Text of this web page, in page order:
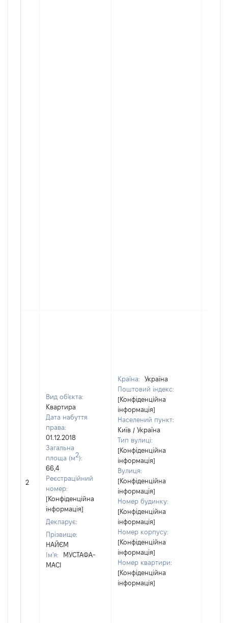
2
Вид об'єкта:
Квартира
Дата набуття
права:
01.12.2018
Загальна
площа (м2):
66,4
Реєстраційний
номер:
[Конфіденційна
інформація]
Декларує:
Прізвище:
НАЙЄМ
Ім'я:
МУСТАФА-
МАСІ
Країна:
Україна
Поштовий індекс:
[Конфіденційна
інформація]
Населений пункт:
Київ / Україна
Тип вулиці:
[Конфіденційна
інформація]
Вулиця:
[Конфіденційна
інформація]
Номер будинку:
[Конфіденційна
інформація]
Номер корпусу:
[Конфіденційна
інформація]
Номер квартири:
[Конфіденційна
інформація]